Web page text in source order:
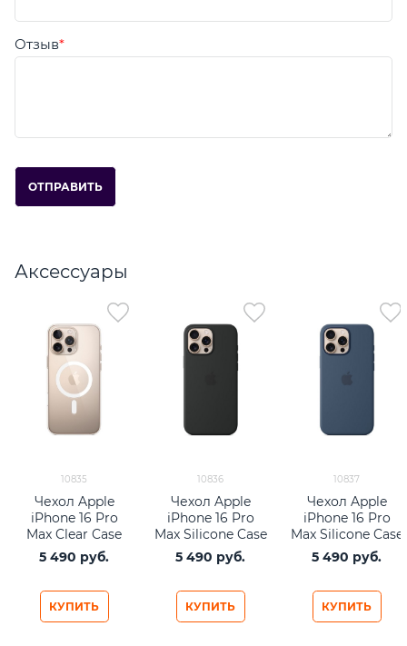
Отзыв
Аксессуары
10835
Чехол Apple
iPhone 16 Pro
Max Clear Case
with MagSafe
5 490 руб.
КУПИТЬ
10836
Чехол Apple
iPhone 16 Pro
Max Silicone Case
with MagSafe –
Black
5 490 руб.
КУПИТЬ
10837
Чехол Apple
iPhone 16 Pro
Max Silicone Case
with MagSafe –
Denim
5 490 руб.
КУПИТЬ